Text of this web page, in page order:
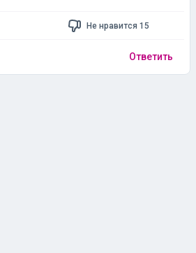
Не нравится 15
Ответить